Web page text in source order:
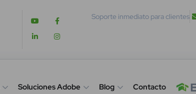
Soporte inmediato para clientes
Soluciones Adobe Blog Contacto